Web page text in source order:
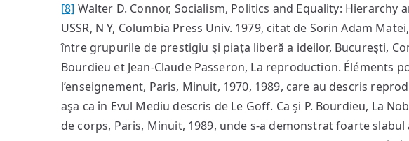
[8] Walter D. Connor, Socialism, Politics and Equality: Hierarchy
USSR, N Y, Columbia Press Univ. 1979, citat de Sorin Adam
între grupurile de prestigiu şi piaţa liberă a ideilor, Bucureşti,
Bourdieu et Jean-Claude Passeron, La reproduction. Éléments
l’enseignement, Paris, Minuit, 1970, 1989, care au descris
aşa ca în Evul Mediu descris de Le Goff. Ca şi P. Bourdieu, La
de corps, Paris, Minuit, 1989, unde s-a demonstrat foarte